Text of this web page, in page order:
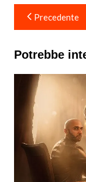
articoli
Precedente
Potrebbe